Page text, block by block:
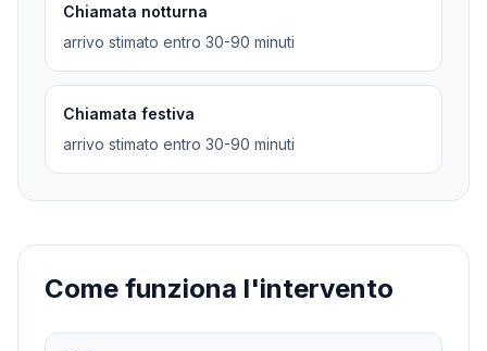
Chiamata notturna
arrivo stimato entro 30-90 minuti
Chiamata festiva
arrivo stimato entro 30-90 minuti
Come funziona l'intervento